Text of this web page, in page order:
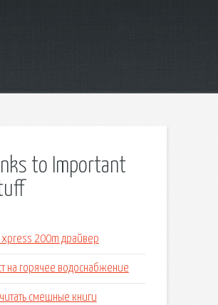
to Important
200m драйвер
на горячее водоснабжение
смешные книги